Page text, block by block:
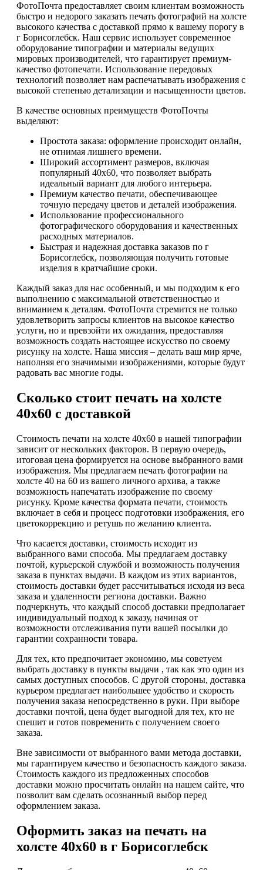
ФотоПочта предоставляет своим клиентам возможность
быстро и недорого заказать печать фотографий на холсте
высокого качества с доставкой прямо к вашему порогу в
г Борисоглебск. Наш сервис использует современное
оборудование типографии и материалы ведущих
мировых производителей, что гарантирует премиум-
качество фотопечати. Использование передовых
технологий позволяет нам распечатывать изображения с
высокой степенью детализации и насыщенности цветов.
В качестве основных преимуществ ФотоПочты
выделяют:
Простота заказа: оформление происходит онлайн,
не отнимая лишнего времени.
Широкий ассортимент размеров, включая
популярный 40х60, что позволяет выбрать
идеальный вариант для любого интерьера.
Премиум качество печати, обеспечивающее
точную передачу цветов и деталей изображения.
Использование профессионального
фотографического оборудования и качественных
расходных материалов.
Быстрая и надежная доставка заказов по г
Борисоглебск, позволяющая получить готовые
изделия в кратчайшие сроки.
Каждый заказ для нас особенный, и мы подходим к его
выполнению с максимальной ответственностью и
вниманием к деталям. ФотоПочта стремится не только
удовлетворить запросы клиентов на высокое качество
услуги, но и превзойти их ожидания, предоставляя
возможность создать настоящее искусство по своему
рисунку на холсте. Наша миссия – делать ваш мир ярче,
наполняя его значимыми изображениями, которые будут
радовать вас многие годы.
Сколько стоит печать на холсте
40х60 с доставкой
Стоимость печати на холсте 40х60 в нашей типографии
зависит от нескольких факторов. В первую очередь,
итоговая цена формируется на основе выбранного вами
изображения. Мы предлагаем печать фотографии на
холсте 40 на 60 из вашего личного архива, а также
возможность напечатать изображение по своему
рисунку. Кроме качества формата печати, стоимость
включает в себя и процесс подготовки изображения, его
цветокоррекцию и ретушь по желанию клиента.
Что касается доставки, стоимость исходит из
выбранного вами способа. Мы предлагаем доставку
почтой, курьерской службой и возможность получения
заказа в пунктах выдачи. В каждом из этих вариантов,
стоимость доставки будет рассчитываться исходя из веса
заказа и удаленности региона доставки. Важно
подчеркнуть, что каждый способ доставки предполагает
индивидуальный подход к заказу, начиная от
возможности отслеживания пути вашей посылки до
гарантии сохранности товара.
Для тех, кто предпочитает экономию, мы советуем
выбрать доставку в пункты выдачи , так как это один из
самых доступных способов. С другой стороны, доставка
курьером предлагает наибольшее удобство и скорость
получения заказа непосредственно в руки. При выборе
доставки почтой, цена будет выгодной для тех, кто не
спешит и готов повременить с получением своего
заказа.
Вне зависимости от выбранного вами метода доставки,
мы гарантируем качество и безопасность каждого заказа.
Стоимость каждого из предложенных способов
доставки можно просчитать онлайн на нашем сайте, что
позволит вам сделать осознанный выбор перед
оформлением заказа.
Оформить заказ на печать на
холсте 40х60 в г Борисоглебск